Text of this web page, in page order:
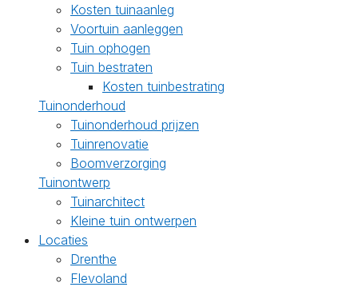
Kosten tuinaanleg
Voortuin aanleggen
Tuin ophogen
Tuin bestraten
Kosten tuinbestrating
Tuinonderhoud
Tuinonderhoud prijzen
Tuinrenovatie
Boomverzorging
Tuinontwerp
Tuinarchitect
Kleine tuin ontwerpen
Locaties
Drenthe
Flevoland